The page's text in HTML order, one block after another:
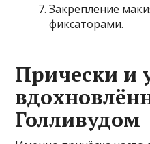
Закрепление
фиксаторами.
Прически и
Голливудом